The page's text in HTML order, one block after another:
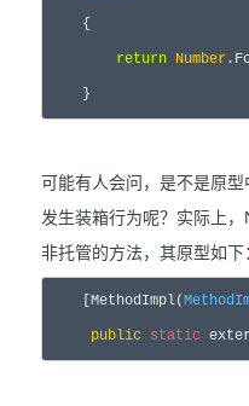
    {
return Number
    }
可能有人会问，是不是原
发生装箱行为呢？实际上
非托管的方法，其原型如下
    [MethodImpl(
public static